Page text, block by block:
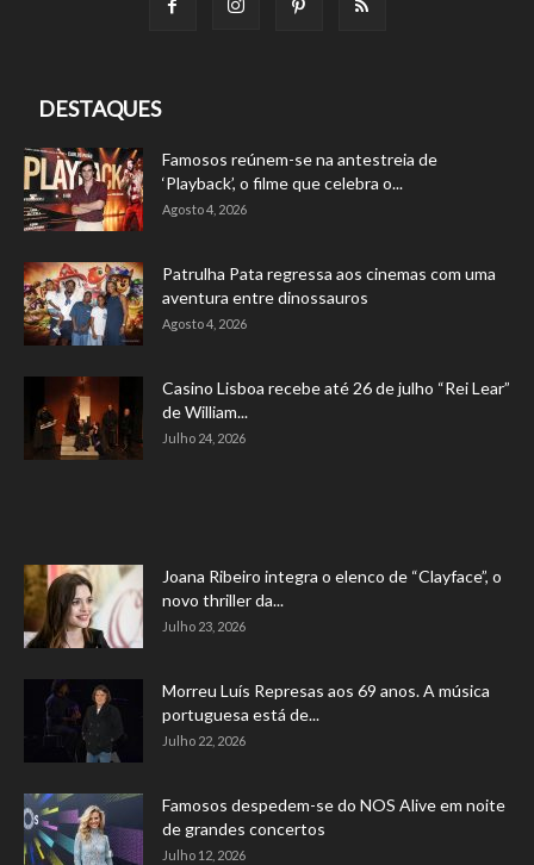
DESTAQUES
Famosos reúnem-se na antestreia de
‘Playback’, o filme que celebra o...
Agosto 4, 2026
Patrulha Pata regressa aos cinemas com uma
aventura entre dinossauros
Agosto 4, 2026
Casino Lisboa recebe até 26 de julho “Rei Lear”
de William...
Julho 24, 2026
Joana Ribeiro integra o elenco de “Clayface”, o
novo thriller da...
Julho 23, 2026
Morreu Luís Represas aos 69 anos. A música
portuguesa está de...
Julho 22, 2026
Famosos despedem-se do NOS Alive em noite
de grandes concertos
Julho 12, 2026